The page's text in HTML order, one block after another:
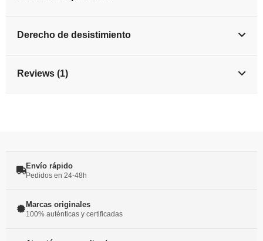
Derecho de desistimiento
Reviews (1)
Envío rápido
Pedidos en 24-48h
Marcas originales
100% auténticas y certificadas